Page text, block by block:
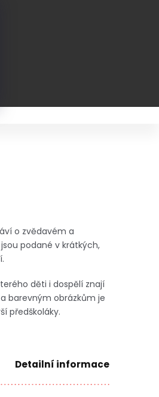
o zvědavém a
podané v krátkých,
děti i dospělí znají
barevným obrázkům je
předškoláky.
Detailní informace